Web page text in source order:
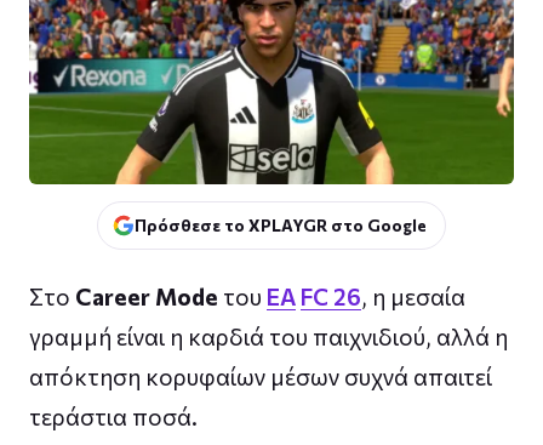
Πρόσθεσε το XPLAYGR στο Google
Στο Career Mode του EA FC 26, η μεσαία
γραμμή είναι η καρδιά του παιχνιδιού, αλλά η
απόκτηση κορυφαίων μέσων συχνά απαιτεί
τεράστια ποσά.